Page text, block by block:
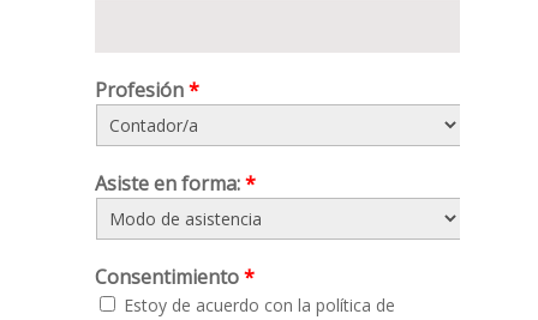
Profesión*
Asiste en forma:*
Consentimiento*
Estoy de acuerdo con la política de